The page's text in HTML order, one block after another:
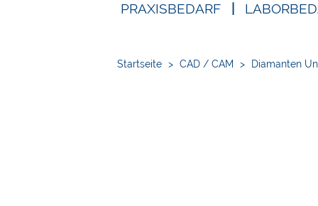
PRAXISBEDARF
Startseite > CAD / CAM > Diamanten